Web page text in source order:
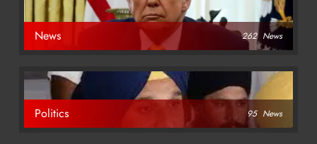
News 262 News
Politics 95 News